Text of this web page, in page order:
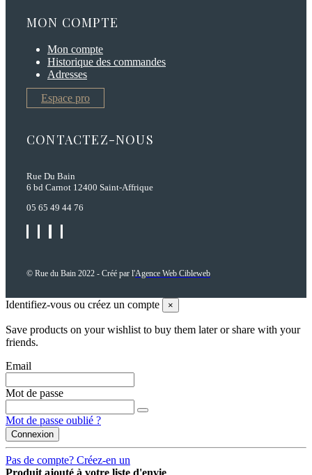
MON COMPTE
Mon compte
Historique des commandes
Adresses
Espace pro
CONTACTEZ-NOUS
Rue Du Bain
6 bd Carnot 12400 Saint-Affrique
05 65 49 44 76
© Rue du Bain 2022 - Créé par l'Agence Web Cibleweb
Identifiez-vous ou créez un compte ×
Save products on your wishlist to buy them later or share with your
friends.
Email
Mot de passe
Mot de passe oublié ?
Connexion
Pas de compte? Créez-en un
Produit ajouté à votre liste d'envie